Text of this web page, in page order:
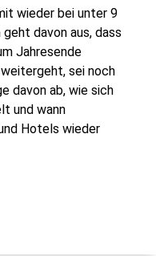
wieder bei unter 9
davon aus, dass
Jahresende
sei noch
davon ab, wie sich
und wann
Hotels wieder